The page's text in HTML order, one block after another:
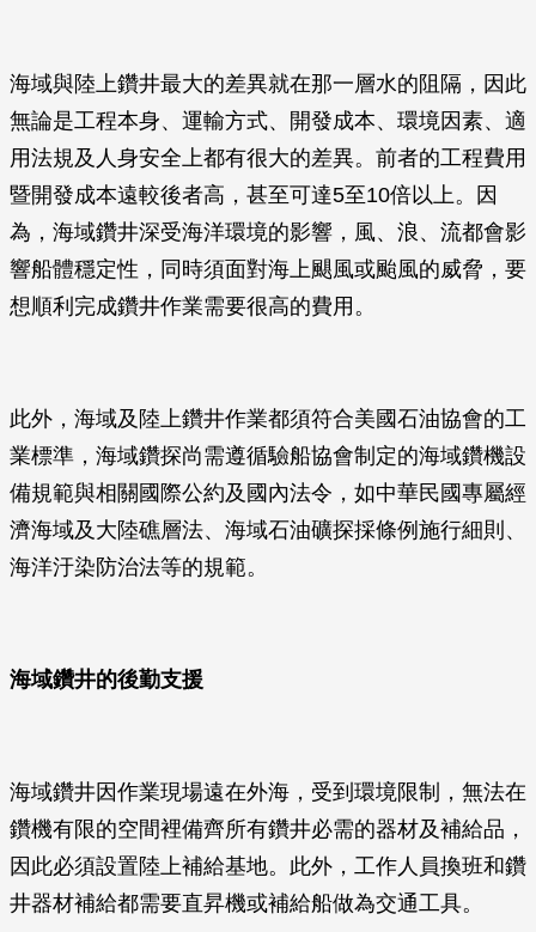
海域與陸上鑽井最大的差異就在那一層水的阻隔，因此
無論是工程本身、運輸方式、開發成本、環境因素、適
用法規及人身安全上都有很大的差異。前者的工程費用
暨開發成本遠較後者高，甚至可達5至10倍以上。因
為，海域鑽井深受海洋環境的影響，風、浪、流都會影
響船體穩定性，同時須面對海上颶風或颱風的威脅，要
想順利完成鑽井作業需要很高的費用。
此外，海域及陸上鑽井作業都須符合美國石油協會的工
業標準，海域鑽探尚需遵循驗船協會制定的海域鑽機設
備規範與相關國際公約及國內法令，如中華民國專屬經
濟海域及大陸礁層法、海域石油礦探採條例施行細則、
海洋汙染防治法等的規範。
海域鑽井的後勤支援
海域鑽井因作業現場遠在外海，受到環境限制，無法在
鑽機有限的空間裡備齊所有鑽井必需的器材及補給品，
因此必須設置陸上補給基地。此外，工作人員換班和鑽
井器材補給都需要直昇機或補給船做為交通工具。